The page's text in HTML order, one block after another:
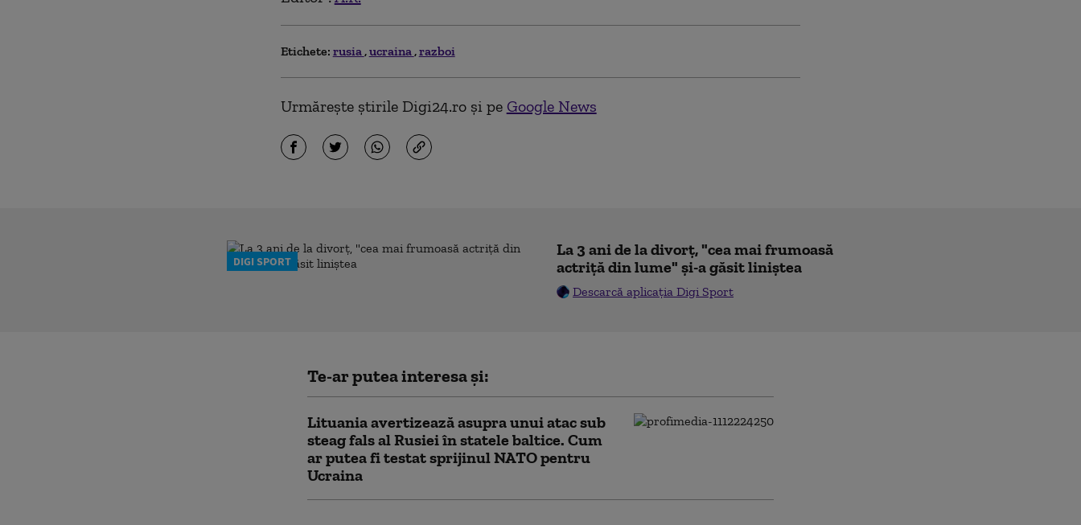
Etichete: rusia ucraina razboi
Urmărește știrile Digi24.ro și pe Google News
DIGI SPORT
La 3 ani de la divorț, "cea mai frumoasă
actriță din lume" și-a găsit liniștea
Descarcă aplicația Digi Sport
Te-ar putea interesa și:
Lituania avertizează asupra unui atac sub
steag fals al Rusiei în statele baltice. Cum
ar putea fi testat sprijinul NATO pentru
Ucraina